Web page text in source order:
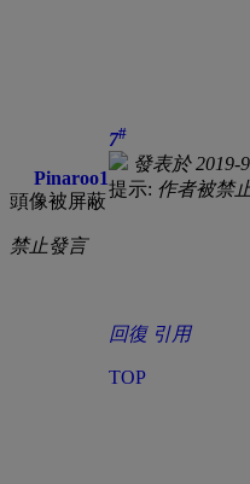
Pinaroo1
頭像被屏蔽
禁止發言
7#
發表於 2019-
提示: 作者被禁
回復 引用
TOP